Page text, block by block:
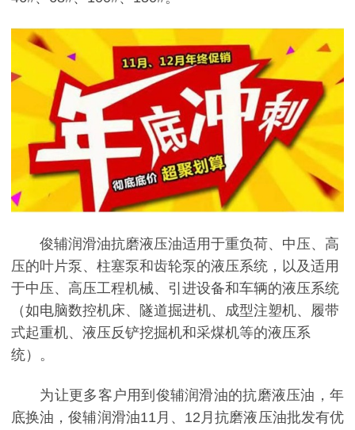
俊辅润滑油抗磨液压油适用于重负荷、中压、高
压的叶片泵、柱塞泵和齿轮泵的液压系统，以及适用
于中压、高压工程机械、引进设备和车辆的液压系统
（如电脑数控机床、隧道掘进机、成型注塑机、履带
式起重机、液压反铲挖掘机和采煤机等的液压系
统）。
为让更多客户用到俊辅润滑油的抗磨液压油，年
底换油，俊辅润滑油11月、12月抗磨液压油批发有优